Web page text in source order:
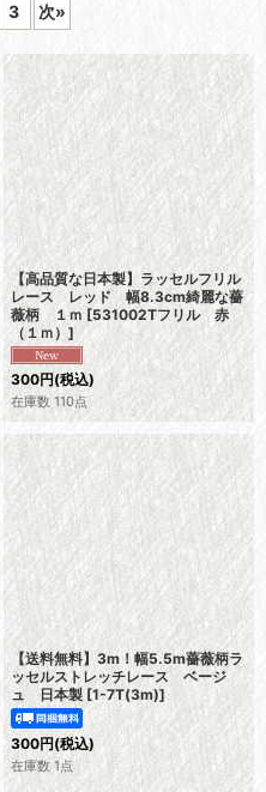
む
3 次»
【高品質な日本製】ラッセルフリル
レース レッド 幅8.3cm綺麗な薔
薇柄 １ｍ [531002Tフリル 赤
（１ｍ）]
300円(税込)
在庫数 110点
【送料無料】3m！幅5.5m薔薇柄ラ
ッセルストレッチレース ベージ
ュ 日本製 [1-7T(3m)]
300円(税込)
在庫数 1点